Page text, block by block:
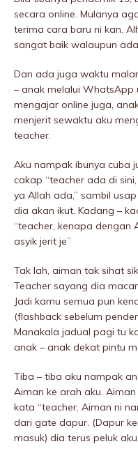
secara online. Mulanya
terima cara baru ni kan.
sangat baik walaupun
Dan ada juga waktu
– anak melalui WhatsApp
mengajar online juga,
menjerit sewaktu aku
teacher.
Aku nampak ibunya cuba
cakap “teacher ada di
ya Allah ada,” sambil
dia akan ikut. Kadang –
“teacher, kenapa dengan
asyik jerit je”
Tak lah, aiman tak sihat
Teacher sayang dia
Jadi kamu semua pun
(flashback sebelum
Manakala jadual pagi tu
anak – anak dekat pintu
Tiba – tiba aku nampak
Aiman ke arah aku.
kata “teacher, Aiman ni
dari gate dapur. (Dapur
masuk) dia terus peIuk